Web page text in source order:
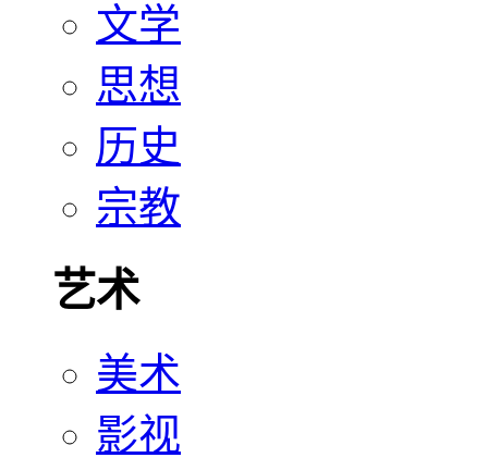
文学
思想
历史
宗教
艺术
美术
影视